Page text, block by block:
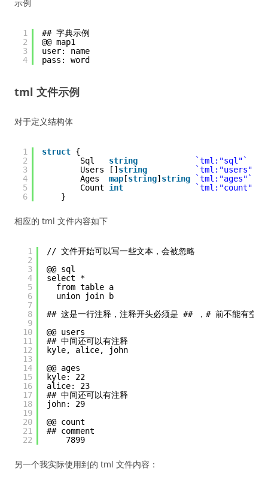
示例
1
2
3
4
## 字典示例
@@ map1
user: name
pass: word
tml 文件示例
对于定义结构体
1
2
3
4
5
6
struct {
Sql string
`tml:"sql"`
Users [] string
`tml:"users"`
Ages map [string] string
`tml:"ages"`
Count int
`tml:"count"`
}
相应的 tml 文件内容如下
1
2
3
4
5
6
7
8
9
10
11
12
13
14
15
16
17
18
19
20
21
22
// 文件开始可以写一些文本，会被忽略
@@ sql
select *
from table a
union join b
## 这是一行注释，注释开头必须是 ## ，# 前不能有空格
@@ users
## 中间还可以有注释
kyle, alice, john
@@ ages
kyle: 22
alice: 23
## 中间还可以有注释
john: 29
@@ count
## comment
7899
另一个我实际使用到的 tml 文件内容：